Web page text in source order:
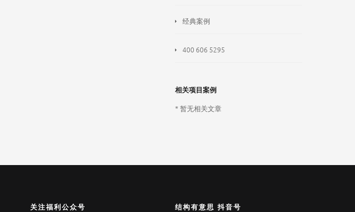
经典案例
400 606 5295
相关项目案例
* 暂无相关文章
关注福利公众号 结构有意思 抖音号